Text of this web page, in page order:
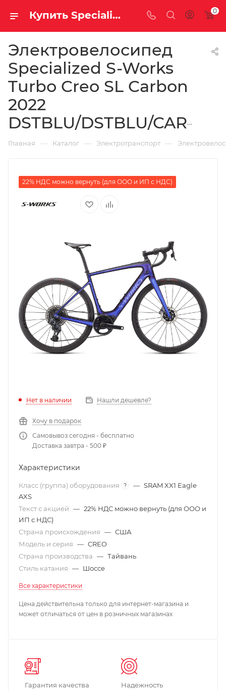
Купить Specialized S-Works Turbo Creo SL Carbon 2022 DSTBLU/DSTBLU/CARB за рублей, а со скидкой 1 377 700 руб. 0
Электровелосипед
Specialized S-Works
Turbo Creo SL Carbon
2022
DSTBLU/DSTBLU/CARB
Главная — Каталог — Электротранспорт —
22% НДС можно вернуть (для ООО и ИП с НДС)
Нет в наличии Нашли дешевле?
Хочу в подарок
Самовывоз сегодня - бесплатно
Доставка завтра - 500 ₽
Характеристики
Класс (группа) оборудования ? — SRAM XX1 Eagle
AXS
Текст с акцией — 22% НДС можно вернуть (для ООО и
ИП с НДС)
Страна происхождения — США
Модель и серия — CREO
Страна производства — Тайвань
Стиль катания — Шоссе
Все характеристики
Цена действительна только для интернет-магазина и
может отличаться от цен в розничных магазинах
Гарантия качества
Надежность